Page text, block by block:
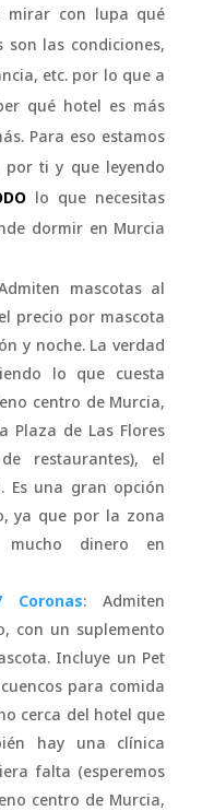
mirar con lupa qué
son las condiciones,
etc. por lo que a
qué hotel es más
Para eso estamos
ti y que leyendo
lo que necesitas
dormir en Murcia
mascotas al
precio por mascota
y noche. La verdad
lo que cuesta
centro de Murcia,
Plaza de Las Flores
restaurantes), el
Es una gran opción
ya que por la zona
dinero en
: Admiten
con un suplemento
Incluye un Pet
para comida
cerca del hotel que
hay una clínica
falta (esperemos
centro de Murcia,